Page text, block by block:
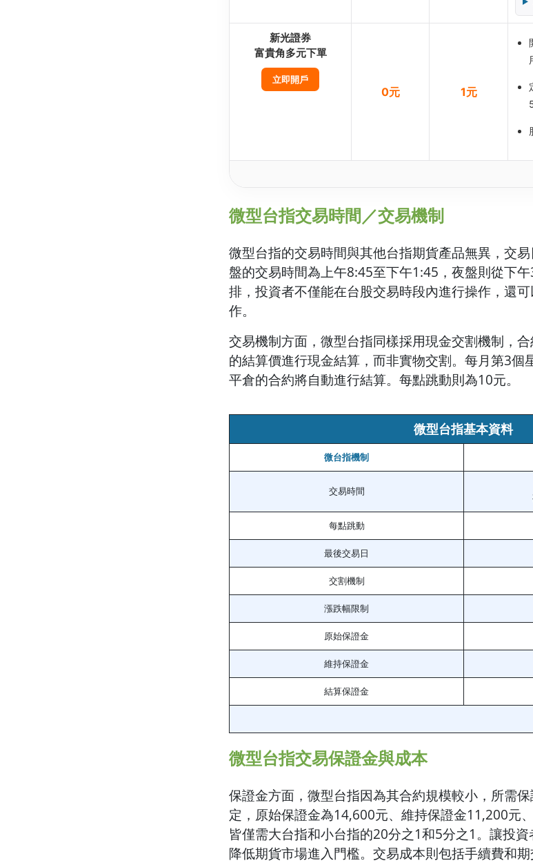
新光證券
富貴角多元下單
立即開戶
0元 1元
微型台指交易時間／交易機制
微型台指的交易時間與其他台指期貨產品無異，交
盤的交易時間為上午8:45至下午1:45，夜盤則從下
排，投資者不僅能在台股交易時段內進行操作，還
作。
交易機制方面，微型台指同樣採用現金交割機制，
的結算價進行現金結算，而非實物交割。每月第3個
平倉的合約將自動進行結算。每點跳動則為10元。
微型台指基本資料
微台指機制
交易時間
每點跳動
最後交易日
交割機制
漲跌幅限制
原始保證金
維持保證金
結算保證金
微型台指交易保證金與成本
保證金方面，微型台指因為其合約規模較小，所需
定，原始保證金為14,600元、維持保證金11,200元
皆僅需大台指和小台指的20分之1和5分之1。讓投資
降低期貨市場進入門檻。交易成本則包括手續費和